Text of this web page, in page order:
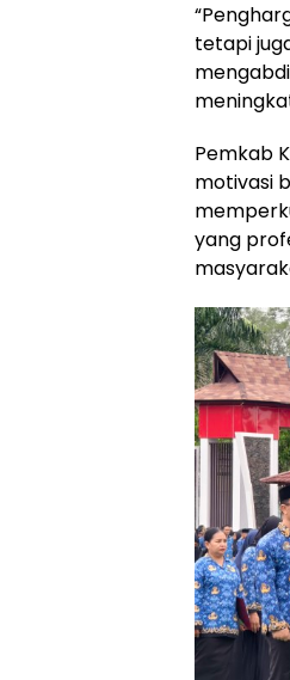
tetapi
Pemkab
motivasi
yang